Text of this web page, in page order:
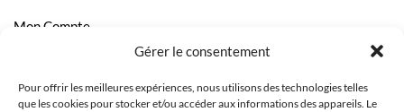
Gérer le consentement
Pour offrir les meilleures expériences, nous utilisons des technologies telles
que les cookies pour stocker et/ou accéder aux informations des appareils. Le
Mon Compte
Livraison et Paiement
Page Contact